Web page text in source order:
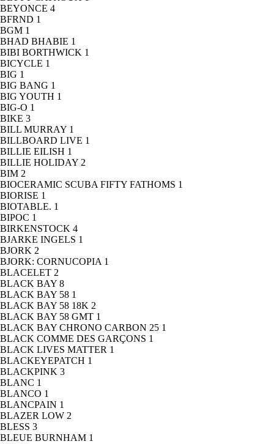
BEYONCE 4
BFRND 1
BGM 1
BHAD BHABIE 1
BIBI BORTHWICK 1
BICYCLE 1
BIG 1
BIG BANG 1
BIG YOUTH 1
BIG-O 1
BIKE 3
BILL MURRAY 1
BILLBOARD LIVE 1
BILLIE EILISH 1
BILLIE HOLIDAY 2
BIM 2
BIOCERAMIC SCUBA FIFTY FATHOMS 1
BIORISE 1
BIOTABLE. 1
BIPOC 1
BIRKENSTOCK 4
BJARKE INGELS 1
BJORK 2
BJORK: CORNUCOPIA 1
BLACELET 2
BLACK BAY 8
BLACK BAY 58 1
BLACK BAY 58 18K 2
BLACK BAY 58 GMT 1
BLACK BAY CHRONO CARBON 25 1
BLACK COMME DES GARÇONS 1
BLACK LIVES MATTER 1
BLACKEYEPATCH 1
BLACKPINK 3
BLANC 1
BLANCO 1
BLANCPAIN 1
BLAZER LOW 2
BLESS 3
BLEUE BURNHAM 1